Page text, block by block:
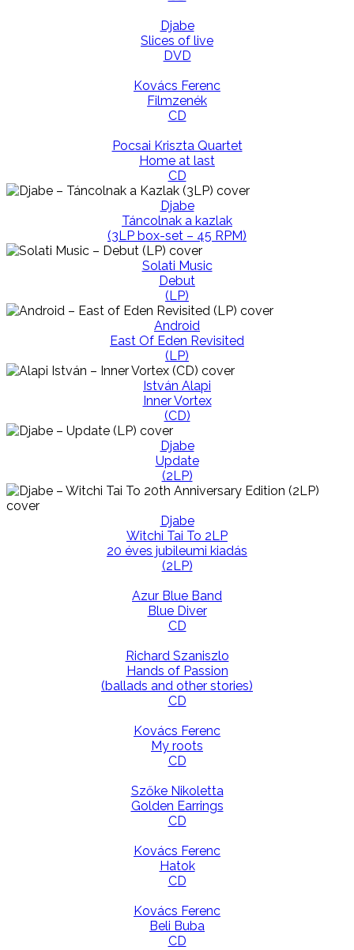
Djabe
Slices of live
DVD
Kovács Ferenc
Filmzenék
CD
Pocsai Kriszta Quartet
Home at last
CD
Djabe
Táncolnak a kazlak
(3LP box-set – 45 RPM)
Solati Music
Debut
(LP)
Android
East Of Eden Revisited
(LP)
István Alapi
Inner Vortex
(CD)
Djabe
Update
(2LP)
Djabe
Witchi Tai To 2LP
20 éves jubileumi kiadás
(2LP)
Azur Blue Band
Blue Diver
CD
Richard Szaniszlo
Hands of Passion
(ballads and other stories)
CD
Kovács Ferenc
My roots
CD
Szőke Nikoletta
Golden Earrings
CD
Kovács Ferenc
Hatok
CD
Kovács Ferenc
Beli Buba
CD